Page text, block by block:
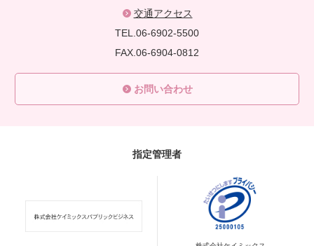
交通アクセス
TEL.06-6902-5500
FAX.06-6904-0812
お問い合わせ
指定管理者